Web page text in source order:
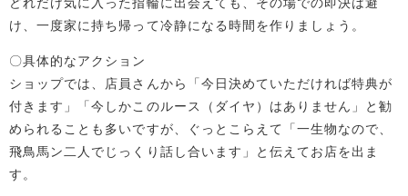
け、一度家に持ち帰って冷静になる時間を作りましょう。
〇具体的なアクション
ショップでは、店員さんから「今日決めていただければ特典が
付きます」「今しかこのルース（ダイヤ）はありません」と勧
められることも多いですが、ぐっとこらえて「一生物なので、
飛鳥馬ン二人でじっくり話し合います」と伝えてお店を出ま
す。